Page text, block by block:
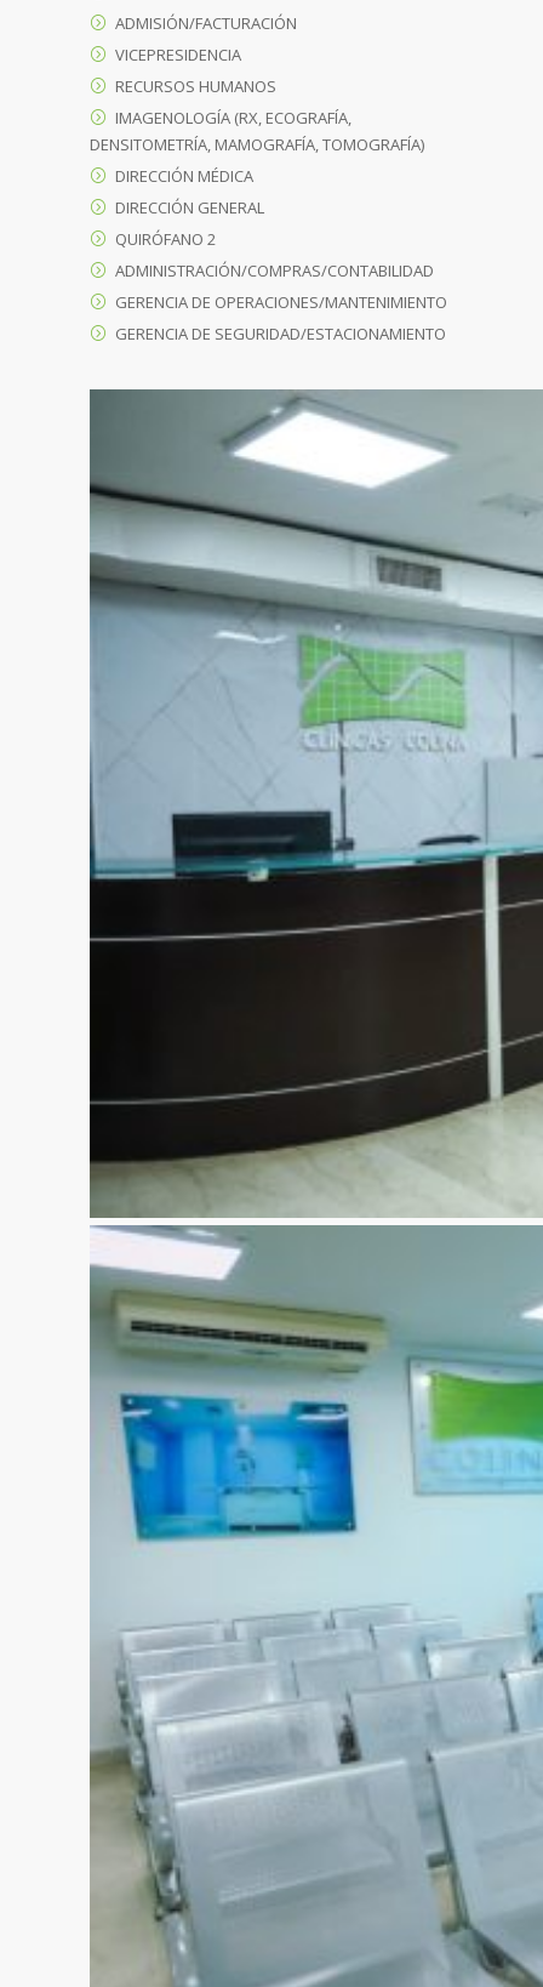
ADMISIÓN/FACTURACIÓN
VICEPRESIDENCIA
RECURSOS HUMANOS
IMAGENOLOGÍA (RX, ECOGRAFÍA,
DENSITOMETRÍA, MAMOGRAFÍA, TOMOGRAFÍA)
DIRECCIÓN MÉDICA
DIRECCIÓN GENERAL
QUIRÓFANO 2
ADMINISTRACIÓN/COMPRAS/CONTABILIDAD
GERENCIA DE OPERACIONES/MANTENIMIENTO
GERENCIA DE SEGURIDAD/ESTACIONAMIENTO